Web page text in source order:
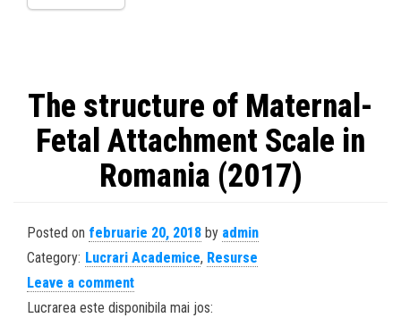
The structure of Maternal-
Fetal Attachment Scale in
Romania (2017)
Posted on februarie 20, 2018 by admin
Category: Lucrari Academice, Resurse
Leave a comment
Lucrarea este disponibila mai jos: